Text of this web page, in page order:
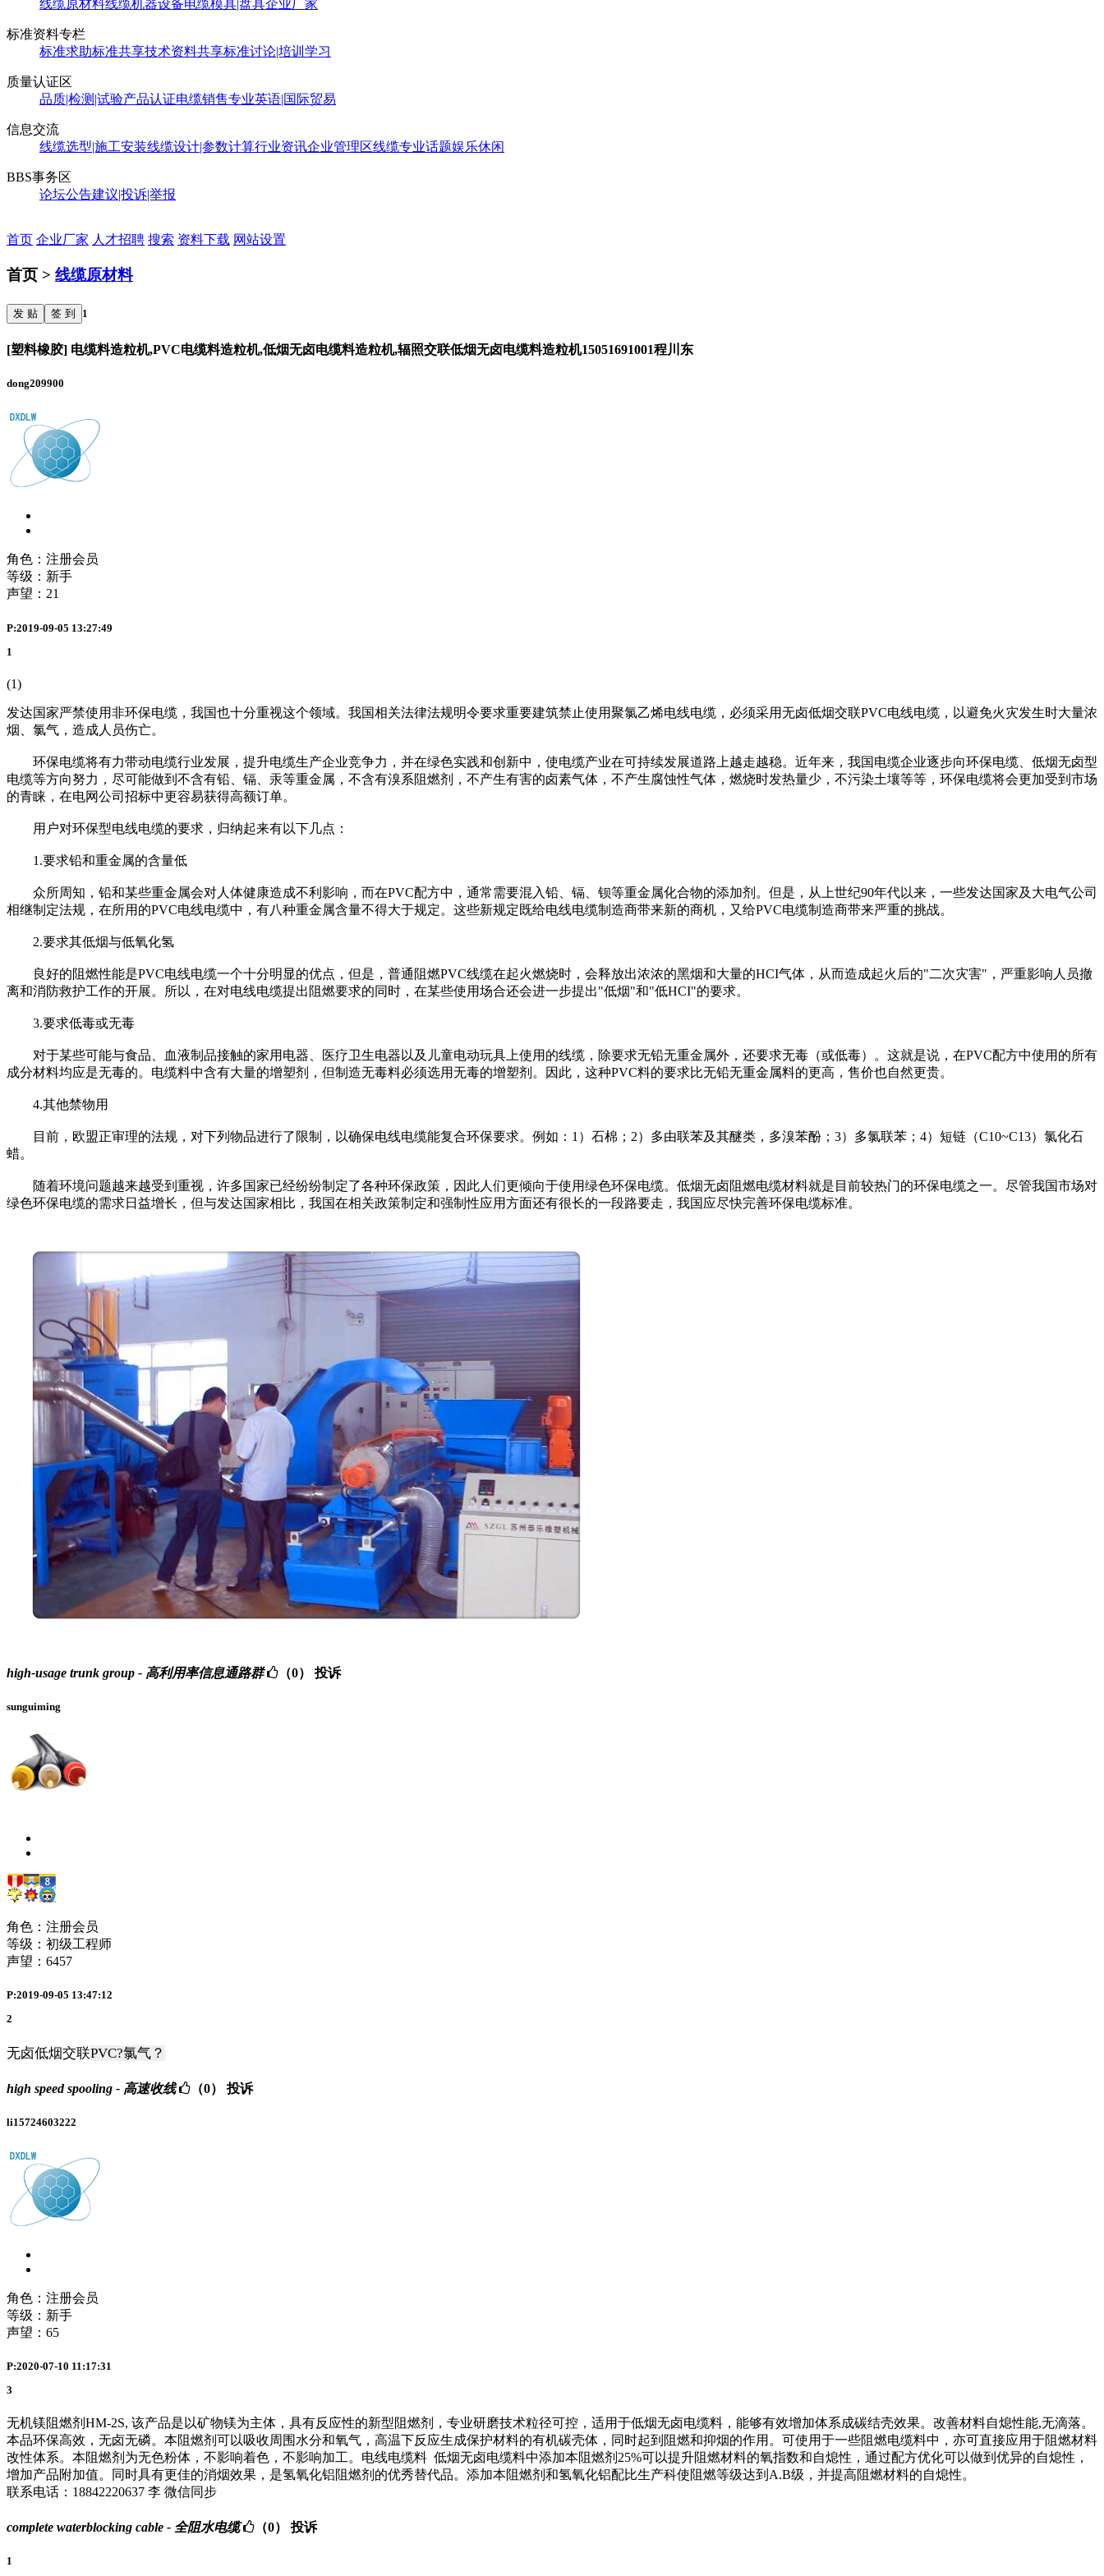
线缆原材料线缆机器设备电缆模具|盘具企业厂家
标准资料专栏
标准求助标准共享技术资料共享标准讨论|培训学习
质量认证区
品质|检测|试验产品认证电缆销售专业英语|国际贸易
信息交流
线缆选型|施工安装线缆设计|参数计算行业资讯企业管理区线缆专业话题娱乐休闲
BBS事务区
论坛公告建议|投诉|举报
首页 企业厂家 人才招聘 搜索 资料下载 网站设置
首页 > 线缆原材料
发 贴 签 到 1
[塑料橡胶] 电缆料造粒机,PVC电缆料造粒机,低烟无卤电缆料造粒机,辐照交联低烟无卤电缆料造粒机15051691001程川东
dong209900
角色：注册会员
等级：新手
声望： 21
P:2019-09-05 13:27:49
1
(1)
发达国家严禁使用非环保电缆，我国也十分重视这个领域。我国相关法律法规明令要求重要建筑禁止使用聚氯乙烯电线电缆，必须采用无卤低烟交联PVC电线电缆，以避免火灾发生时大量浓
烟、氯气，造成人员伤亡。
环保电缆将有力带动电缆行业发展，提升电缆生产企业竞争力，并在绿色实践和创新中，使电缆产业在可持续发展道路上越走越稳。近年来，我国电缆企业逐步向环保电缆、低烟无卤型
电缆等方向努力，尽可能做到不含有铅、镉、汞等重金属，不含有溴系阻燃剂，不产生有害的卤素气体，不产生腐蚀性气体，燃烧时发热量少，不污染土壤等等，环保电缆将会更加受到市场
的青睐，在电网公司招标中更容易获得高额订单。
用户对环保型电线电缆的要求，归纳起来有以下几点：
1.要求铅和重金属的含量低
众所周知，铅和某些重金属会对人体健康造成不利影响，而在PVC配方中，通常需要混入铅、镉、钡等重金属化合物的添加剂。但是，从上世纪90年代以来，一些发达国家及大电气公司
相继制定法规，在所用的PVC电线电缆中，有八种重金属含量不得大于规定。这些新规定既给电线电缆制造商带来新的商机，又给PVC电缆制造商带来严重的挑战。
2.要求其低烟与低氧化氢
良好的阻燃性能是PVC电线电缆一个十分明显的优点，但是，普通阻燃PVC线缆在起火燃烧时，会释放出浓浓的黑烟和大量的HCI气体，从而造成起火后的"二次灾害"，严重影响人员撤
离和消防救护工作的开展。所以，在对电线电缆提出阻燃要求的同时，在某些使用场合还会进一步提出"低烟"和"低HCI"的要求。
3.要求低毒或无毒
对于某些可能与食品、血液制品接触的家用电器、医疗卫生电器以及儿童电动玩具上使用的线缆，除要求无铅无重金属外，还要求无毒（或低毒）。这就是说，在PVC配方中使用的所有
成分材料均应是无毒的。电缆料中含有大量的增塑剂，但制造无毒料必须选用无毒的增塑剂。因此，这种PVC料的要求比无铅无重金属料的更高，售价也自然更贵。
4.其他禁物用
目前，欧盟正审理的法规，对下列物品进行了限制，以确保电线电缆能复合环保要求。例如：1）石棉；2）多由联苯及其醚类，多溴苯酚；3）多氯联苯；4）短链（C10~C13）氯化石
蜡。
随着环境问题越来越受到重视，许多国家已经纷纷制定了各种环保政策，因此人们更倾向于使用绿色环保电缆。低烟无卤阻燃电缆材料就是目前较热门的环保电缆之一。尽管我国市场对
绿色环保电缆的需求日益增长，但与发达国家相比，我国在相关政策制定和强制性应用方面还有很长的一段路要走，我国应尽快完善环保电缆标准。
high-usage trunk group - 高利用率信息通路群 （0） 投诉
sunguiming
角色：注册会员
等级：初级工程师
声望： 6457
P:2019-09-05 13:47:12
2
无卤低烟交联PVC?氯气？
high speed spooling - 高速收线 （0） 投诉
li15724603222
角色：注册会员
等级：新手
声望： 65
P:2020-07-10 11:17:31
3
无机镁阻燃剂HM-2S, 该产品是以矿物镁为主体，具有反应性的新型阻燃剂，专业研磨技术粒径可控，适用于低烟无卤电缆料，能够有效增加体系成碳结壳效果。改善材料自熄性能,无滴落。
本品环保高效，无卤无磷。本阻燃剂可以吸收周围水分和氧气，高温下反应生成保护材料的有机碳壳体，同时起到阻燃和抑烟的作用。可使用于一些阻燃电缆料中，亦可直接应用于阻燃材料
改性体系。本阻燃剂为无色粉体，不影响着色，不影响加工。电线电缆料 低烟无卤电缆料中添加本阻燃剂25%可以提升阻燃材料的氧指数和自熄性，通过配方优化可以做到优异的自熄性，
增加产品附加值。同时具有更佳的消烟效果，是氢氧化铝阻燃剂的优秀替代品。添加本阻燃剂和氢氧化铝配比生产科使阻燃等级达到A.B级，并提高阻燃材料的自熄性。
联系电话：18842220637 李 微信同步
complete waterblocking cable - 全阻水电缆 （0） 投诉
1